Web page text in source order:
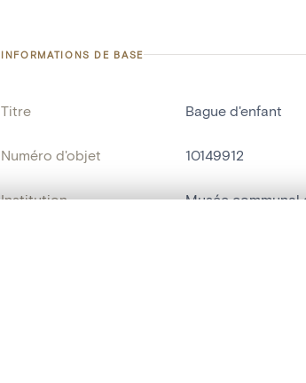
INFORMATIONS DE BASE
Titre Bague d'enfant
Numéro d'objet 10149912
Institution Musée